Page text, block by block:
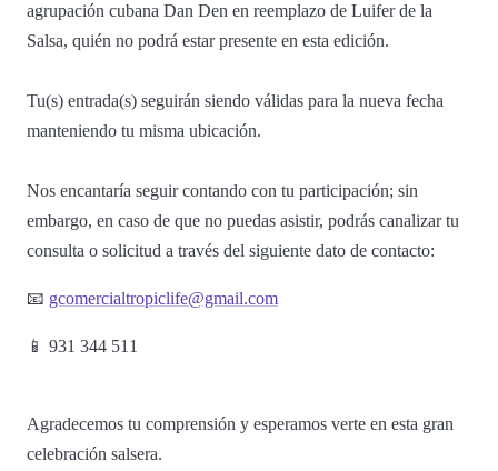
agrupación cubana Dan Den en reemplazo de Luifer de la
Salsa, quién no podrá estar presente en esta edición.
Tu(s) entrada(s) seguirán siendo válidas para la nueva fecha
manteniendo tu misma ubicación.
Nos encantaría seguir contando con tu participación; sin
embargo, en caso de que no puedas asistir, podrás canalizar tu
consulta o solicitud a través del siguiente dato de contacto:
📧 gcomercialtropiclife@gmail.com
📱 931 344 511
Agradecemos tu comprensión y esperamos verte en esta gran
celebración salsera.